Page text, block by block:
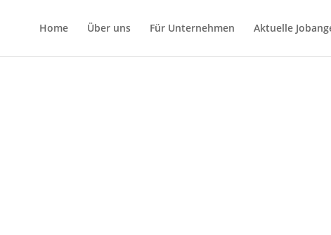
Home Über uns Für Unternehmen Aktuelle